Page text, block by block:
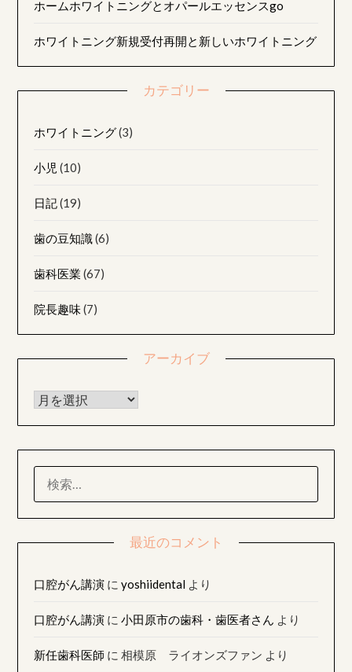
ホームホワイトニングとオパールエッセンスgo
ホワイトニング新規受付再開と新しいホワイトニング
カテゴリー
ホワイトニング(3)
小児 (10)
日記(19)
歯の豆知識(6)
歯科医業 (67)
院長趣味(7)
アーカイブ
アーカイブ
最近のコメント
口腔がん講演 にyoshiidental より
口腔がん講演 に小田原市の歯科・歯医者さん より
新任歯科医師 に相模原 ライオンズファン より